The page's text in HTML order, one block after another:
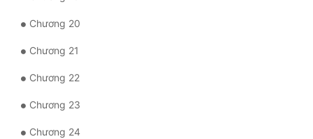
Tội Phạm
Vô Địch
Võ Hiệp
Chương 20
Chương 21
Chương 22
Chương 23
Chương 24